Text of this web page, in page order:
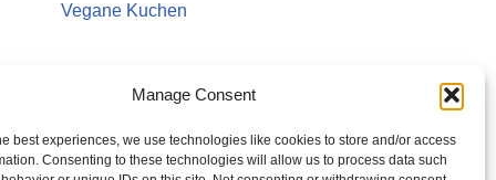
Manage Consent
best experiences, we use technologies like cookies to store and/or access
Consenting to these technologies will allow us to process data such
Vegane Kuchen